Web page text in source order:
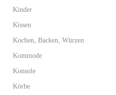
Kinder
Kissen
Kochen, Backen, Würzen
Kommode
Konsole
Körbe